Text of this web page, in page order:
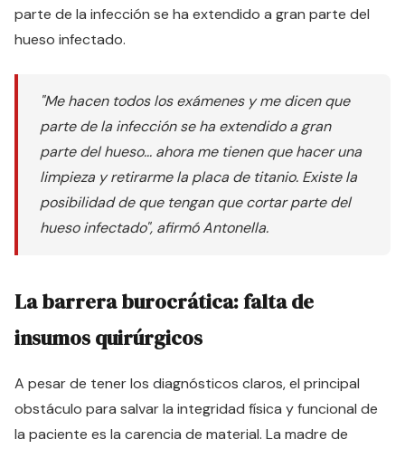
parte de la infección se ha extendido a gran parte del
hueso infectado.
"Me hacen todos los exámenes y me dicen que
parte de la infección se ha extendido a gran
parte del hueso... ahora me tienen que hacer una
limpieza y retirarme la placa de titanio. Existe la
posibilidad de que tengan que cortar parte del
hueso infectado", afirmó Antonella.
La barrera burocrática: falta de
insumos quirúrgicos
A pesar de tener los diagnósticos claros, el principal
obstáculo para salvar la integridad física y funcional de
la paciente es la carencia de material. La madre de